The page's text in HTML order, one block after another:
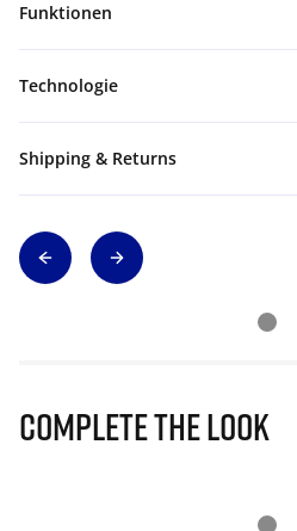
Funktionen
Technologie
Shipping & Returns
Complete The Look